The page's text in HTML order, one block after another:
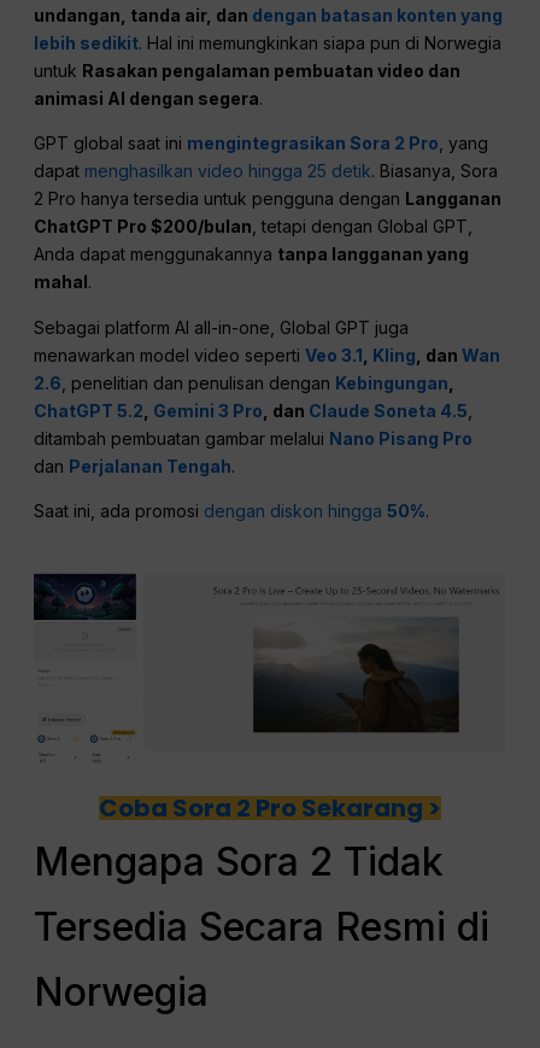
undangan, tanda air, dan dengan batasan konten yang
lebih sedikit. Hal ini memungkinkan siapa pun di Norwegia
untuk Rasakan pengalaman pembuatan video dan
animasi AI dengan segera.
GPT global saat ini mengintegrasikan Sora 2 Pro, yang
dapat menghasilkan video hingga 25 detik. Biasanya, Sora
2 Pro hanya tersedia untuk pengguna dengan Langganan
ChatGPT Pro $200/bulan, tetapi dengan Global GPT,
Anda dapat menggunakannya tanpa langganan yang
mahal .
Sebagai platform AI all-in-one, Global GPT juga
menawarkan model video sepertiVeo 3.1 Kling , danWan
2.6 , penelitian dan penulisan dengan Kebingungan
ChatGPT 5.2 Gemini 3 Pro , dan Claude Soneta 4.5
ditambah pembuatan gambar melalui Nano Pisang Pro
dan Perjalanan Tengah.
Saat ini, ada promosi dengan diskon hingga50%.
Coba Sora 2 Pro Sekarang >
Mengapa Sora 2 Tidak
Tersedia Secara Resmi di
Norwegia